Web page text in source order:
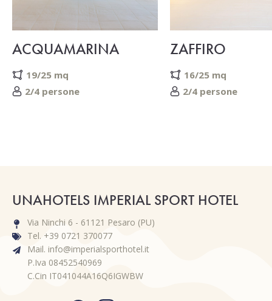
ACQUAMARINA
19/25 mq
2/4 persone
ZAFFIRO
16/25 mq
2/4 persone
UNAHOTELS IMPERIAL SPORT HOTEL
Via Ninchi 6 - 61121 Pesaro (PU)
Tel. +39 0721 370077
Mail. info@imperialsporthotel.it
P.Iva 08452540969
C.Cin IT041044A16Q6IGWBW